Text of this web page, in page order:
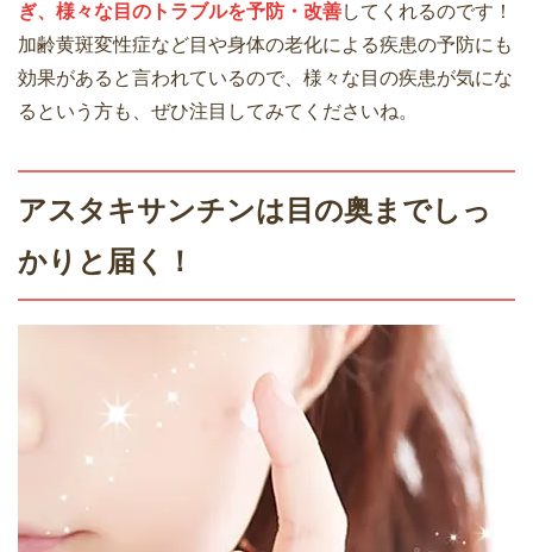
ぎ、様々な目のトラブルを予防・改善してくれるのです！
加齢黄斑変性症など目や身体の老化による疾患の予防にも
効果があると言われているので、様々な目の疾患が気にな
るという方も、ぜひ注目してみてくださいね。
アスタキサンチンは目の奥までしっ
かりと届く！